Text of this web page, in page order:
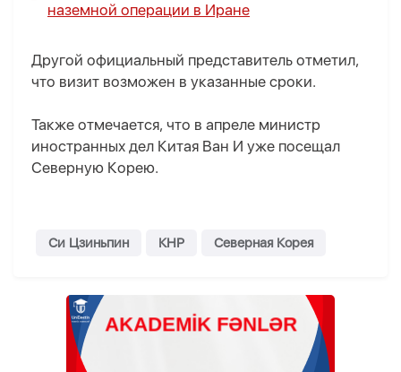
наземной операции в Иране
Другой официальный представитель отметил,
что визит возможен в указанные сроки.
Также отмечается, что в апреле министр
иностранных дел Китая Ван И уже посещал
Северную Корею.
Си Цзиньпин КНР Северная Корея